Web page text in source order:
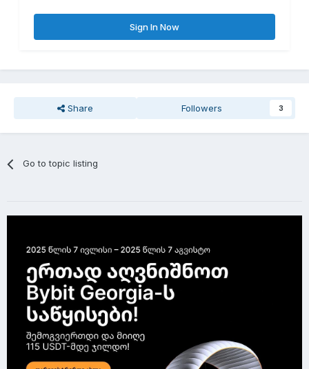
Sign In Now
Share Followers 3
Go to topic listing